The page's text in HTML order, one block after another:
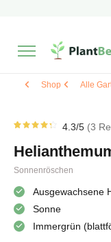
Shop Alle
von 5
von
aus
4.3/5 3
Sonnenröschen
Ausgewachsene
Sonne
Immergrün